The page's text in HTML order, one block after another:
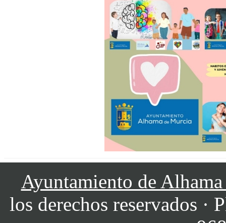
Ayuntamiento de
los derechos reservados ·